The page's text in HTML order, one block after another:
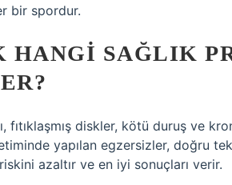
bir spordur.
HANGI SAĞLIK
diskler, kötü duruş ve
yapılan egzersizler, doğru
azaltır ve en iyi sonuçları verir.